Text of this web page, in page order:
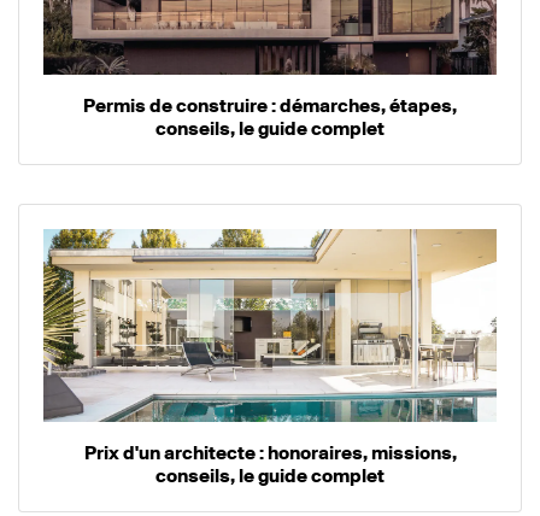
Permis de construire : démarches, étapes,
conseils, le guide complet
Prix d'un architecte : honoraires, missions,
conseils, le guide complet